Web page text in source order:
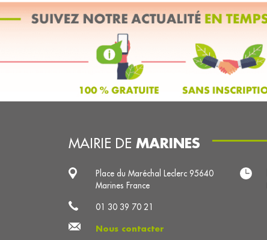
MAIRIE DE MARINES
Place du Maréchal Leclerc 95640
Marines France
01 30 39 70 21
Nous contacter